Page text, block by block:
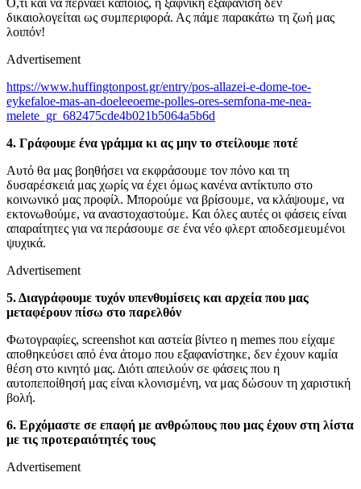
Ό,τι και να περνάει κάποιος, η ξαφνική εξαφάνιση δεν
δικαιολογείται ως συμπεριφορά. Ας πάμε παρακάτω τη ζωή μας
λοιπόν!
Advertisement
https://www.huffingtonpost.gr/entry/pos-allazei-e-dome-toe-
eykefaloe-mas-an-doeleeoeme-polles-ores-semfona-me-nea-
melete_gr_682475cde4b021b5064a5b6d
4. Γράφουμε ένα γράμμα κι ας μην το στείλουμε ποτέ
Αυτό θα μας βοηθήσει να εκφράσουμε τον πόνο και τη
δυσαρέσκειά μας χωρίς να έχει όμως κανένα αντίκτυπο στο
κοινωνικό μας προφίλ. Μπορούμε να βρίσουμε, να κλάψουμε, να
εκτονωθούμε, να αναστοχαστούμε. Και όλες αυτές οι φάσεις είναι
απαραίτητες για να περάσουμε σε ένα νέο φλερτ αποδεσμευμένοι
ψυχικά.
Advertisement
5. Διαγράφουμε τυχόν υπενθυμίσεις και αρχεία που μας
μεταφέρουν πίσω στο παρελθόν
Φωτογραφίες, screenshot και αστεία βίντεο η memes που είχαμε
αποθηκεύσει από ένα άτομο που εξαφανίστηκε, δεν έχουν καμία
θέση στο κινητό μας. Διότι απειλούν σε φάσεις που η
αυτοπεποίθησή μας είναι κλονισμένη, να μας δώσουν τη χαριστική
βολή.
6. Ερχόμαστε σε επαφή με ανθρώπους που μας έχουν στη λίστα
με τις προτεραιότητές τους
Advertisement